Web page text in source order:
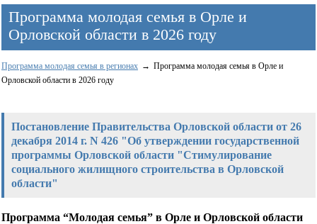
Программа молодая семья в Орле и
Орловской области в 2026 году
Программа молодая семья в регионах
Программа молодая семья в Орле и
Орловской области в 2026 году
Постановление Правительства Орловской области от 26
декабря 2014 г. N 426 "Об утверждении государственной
программы Орловской области "Стимулирование
социального жилищного строительства в Орловской
области"
Программа “Молодая семья” в Орле и Орловской области